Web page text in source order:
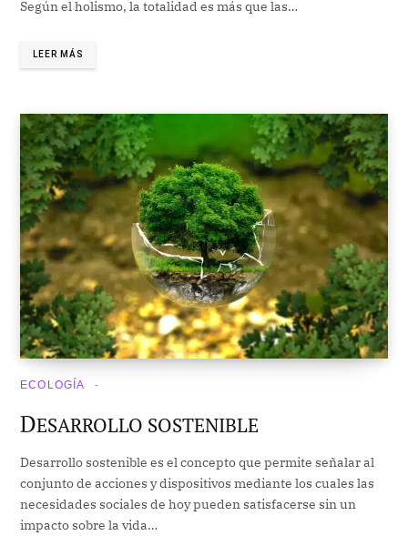
Según el holismo, la totalidad es más que las…
LEER MÁS
ECOLOGÍA
DESARROLLO SOSTENIBLE
Desarrollo sostenible es el concepto que permite señalar al
conjunto de acciones y dispositivos mediante los cuales las
necesidades sociales de hoy pueden satisfacerse sin un
impacto sobre la vida…